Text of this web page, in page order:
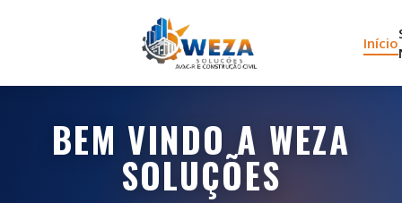
Início
BEM VINDO A WEZA
SOLUÇÕES